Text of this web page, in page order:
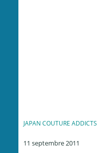
JAPAN COUTURE ADDICTS
11 septembre 2011